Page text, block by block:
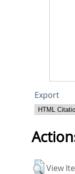
Export
View